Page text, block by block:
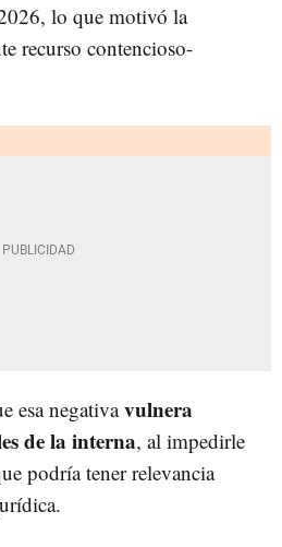
lo que motivó la
recurso contencioso-
esa negativavulnera
de la interna, al impedirle
podría tener relevancia